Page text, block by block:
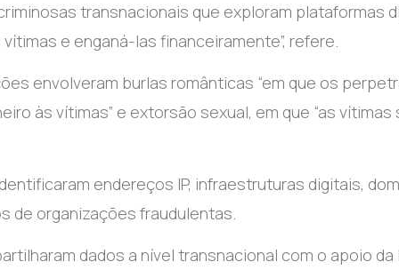
transnacionais que exploram plataformas
e enganá-las financeiramente”, refere.
envolveram burlas românticas “em que os
às vítimas” e extorsão sexual, em que “as
endereços IP, infraestruturas digitais,
de organizações fraudulentas.
dados a nível transnacional com o apoio